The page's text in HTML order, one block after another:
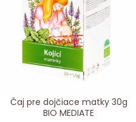
Čaj pre dojčiace matky 30g
BIO MEDIATE